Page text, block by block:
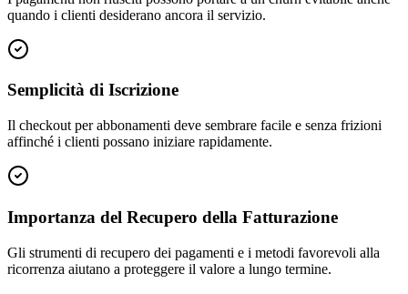
quando i clienti desiderano ancora il servizio.
Semplicità di Iscrizione
Il checkout per abbonamenti deve sembrare facile e senza frizioni
affinché i clienti possano iniziare rapidamente.
Importanza del Recupero della Fatturazione
Gli strumenti di recupero dei pagamenti e i metodi favorevoli alla
ricorrenza aiutano a proteggere il valore a lungo termine.